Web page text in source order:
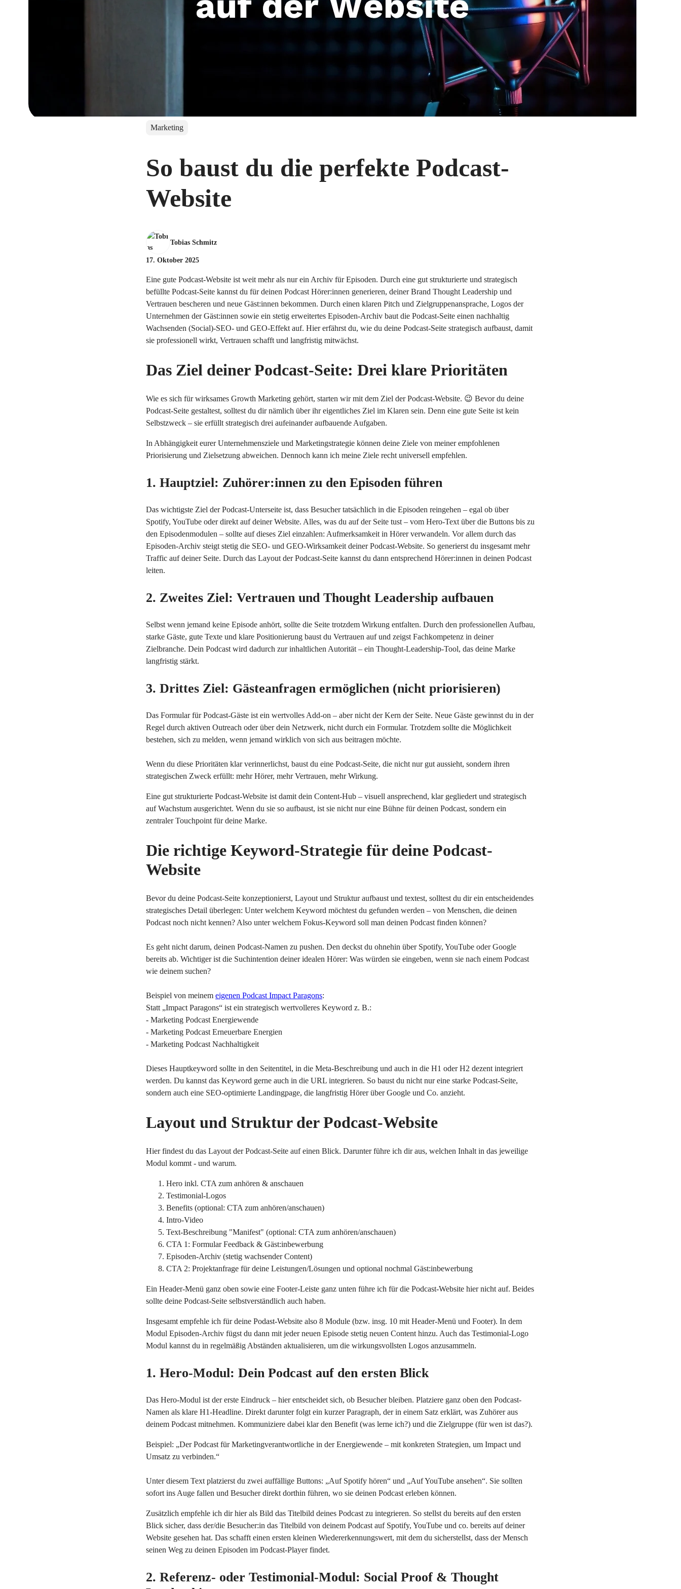
Marketing
So baust du die perfekte Podcast-
Website
Tobias Schmitz
17. Oktober 2025
Eine gute Podcast-Website ist weit mehr als nur ein Archiv für Episoden. Durch eine gut strukturierte und strategisch
befüllte Podcast-Seite kannst du für deinen Podcast Hörer:innen generieren, deiner Brand Thought Leadership und
Vertrauen bescheren und neue Gäst:innen bekommen. Durch einen klaren Pitch und Zielgruppenansprache, Logos der
Unternehmen der Gäst:innen sowie ein stetig erweitertes Episoden-Archiv baut die Podcast-Seite einen nachhaltig
Wachsenden (Social)-SEO- und GEO-Effekt auf. Hier erfährst du, wie du deine Podcast-Seite strategisch aufbaust, damit
sie professionell wirkt, Vertrauen schafft und langfristig mitwächst.
Das Ziel deiner Podcast-Seite: Drei klare Prioritäten
Wie es sich für wirksames Growth Marketing gehört, starten wir mit dem Ziel der Podcast-Website. 😉 Bevor du deine
Podcast-Seite gestaltest, solltest du dir nämlich über ihr eigentliches Ziel im Klaren sein. Denn eine gute Seite ist kein
Selbstzweck – sie erfüllt strategisch drei aufeinander aufbauende Aufgaben.
In Abhängigkeit eurer Unternehmensziele und Marketingstrategie können deine Ziele von meiner empfohlenen
Priorisierung und Zielsetzung abweichen. Dennoch kann ich meine Ziele recht universell empfehlen.
1. Hauptziel: Zuhörer:innen zu den Episoden führen
Das wichtigste Ziel der Podcast-Unterseite ist, dass Besucher tatsächlich in die Episoden reingehen – egal ob über
Spotify, YouTube oder direkt auf deiner Website. Alles, was du auf der Seite tust – vom Hero-Text über die Buttons bis zu
den Episodenmodulen – sollte auf dieses Ziel einzahlen: Aufmerksamkeit in Hörer verwandeln. Vor allem durch das
Episoden-Archiv steigt stetig die SEO- und GEO-Wirksamkeit deiner Podcast-Website. So generierst du insgesamt mehr
Traffic auf deiner Seite. Durch das Layout der Podcast-Seite kannst du dann entsprechend Hörer:innen in deinen Podcast
leiten.
2. Zweites Ziel: Vertrauen und Thought Leadership aufbauen
Selbst wenn jemand keine Episode anhört, sollte die Seite trotzdem Wirkung entfalten. Durch den professionellen Aufbau,
starke Gäste, gute Texte und klare Positionierung baust du Vertrauen auf und zeigst Fachkompetenz in deiner
Zielbranche. Dein Podcast wird dadurch zur inhaltlichen Autorität – ein Thought-Leadership-Tool, das deine Marke
langfristig stärkt.
3. Drittes Ziel: Gästeanfragen ermöglichen (nicht priorisieren)
Das Formular für Podcast-Gäste ist ein wertvolles Add-on – aber nicht der Kern der Seite. Neue Gäste gewinnst du in der
Regel durch aktiven Outreach oder über dein Netzwerk, nicht durch ein Formular. Trotzdem sollte die Möglichkeit
bestehen, sich zu melden, wenn jemand wirklich von sich aus beitragen möchte.
Wenn du diese Prioritäten klar verinnerlichst, baust du eine Podcast-Seite, die nicht nur gut aussieht, sondern ihren
strategischen Zweck erfüllt: mehr Hörer, mehr Vertrauen, mehr Wirkung.
Eine gut strukturierte Podcast-Website ist damit dein Content-Hub – visuell ansprechend, klar gegliedert und strategisch
auf Wachstum ausgerichtet. Wenn du sie so aufbaust, ist sie nicht nur eine Bühne für deinen Podcast, sondern ein
zentraler Touchpoint für deine Marke.
Die richtige Keyword-Strategie für deine Podcast-
Website
Bevor du deine Podcast-Seite konzeptionierst, Layout und Struktur aufbaust und textest, solltest du dir ein entscheidendes
strategisches Detail überlegen: Unter welchem Keyword möchtest du gefunden werden – von Menschen, die deinen
Podcast noch nicht kennen? Also unter welchem Fokus-Keyword soll man deinen Podcast finden können?
Es geht nicht darum, deinen Podcast-Namen zu pushen. Den deckst du ohnehin über Spotify, YouTube oder Google
bereits ab. Wichtiger ist die Suchintention deiner idealen Hörer: Was würden sie eingeben, wenn sie nach einem Podcast
wie deinem suchen?
Beispiel von meinem eigenen Podcast Impact Paragons:
Statt „Impact Paragons“ ist ein strategisch wertvolleres Keyword z. B.:
- Marketing Podcast Energiewende
- Marketing Podcast Erneuerbare Energien
- Marketing Podcast Nachhaltigkeit
Dieses Hauptkeyword sollte in den Seitentitel, in die Meta-Beschreibung und auch in die H1 oder H2 dezent integriert
werden. Du kannst das Keyword gerne auch in die URL integrieren. So baust du nicht nur eine starke Podcast-Seite,
sondern auch eine SEO-optimierte Landingpage, die langfristig Hörer über Google und Co. anzieht.
Layout und Struktur der Podcast-Website
Hier findest du das Layout der Podcast-Seite auf einen Blick. Darunter führe ich dir aus, welchen Inhalt in das jeweilige
Modul kommt - und warum.
Hero inkl. CTA zum anhören & anschauen
Testimonial-Logos
Benefits (optional: CTA zum anhören/anschauen)
Intro-Video
Text-Beschreibung "Manifest" (optional: CTA zum anhören/anschauen)
CTA 1: Formular Feedback & Gäst:inbewerbung
Episoden-Archiv (stetig wachsender Content)
CTA 2: Projektanfrage für deine Leistungen/Lösungen und optional nochmal Gäst:inbewerbung
Ein Header-Menü ganz oben sowie eine Footer-Leiste ganz unten führe ich für die Podcast-Website hier nicht auf. Beides
sollte deine Podcast-Seite selbstverständlich auch haben.
Insgesamt empfehle ich für deine Podast-Website also 8 Module (bzw. insg. 10 mit Header-Menü und Footer). In dem
Modul Episoden-Archiv fügst du dann mit jeder neuen Episode stetig neuen Content hinzu. Auch das Testimonial-Logo
Modul kannst du in regelmäßig Abständen aktualisieren, um die wirkungsvollsten Logos anzusammeln.
1. Hero-Modul: Dein Podcast auf den ersten Blick
Das Hero-Modul ist der erste Eindruck – hier entscheidet sich, ob Besucher bleiben. Platziere ganz oben den Podcast-
Namen als klare H1-Headline. Direkt darunter folgt ein kurzer Paragraph, der in einem Satz erklärt, was Zuhörer aus
deinem Podcast mitnehmen. Kommuniziere dabei klar den Benefit (was lerne ich?) und die Zielgruppe (für wen ist das?).
Beispiel: „Der Podcast für Marketingverantwortliche in der Energiewende – mit konkreten Strategien, um Impact und
Umsatz zu verbinden.“
Unter diesem Text platzierst du zwei auffällige Buttons: „Auf Spotify hören“ und „Auf YouTube ansehen“. Sie sollten
sofort ins Auge fallen und Besucher direkt dorthin führen, wo sie deinen Podcast erleben können.
Zusätzlich empfehle ich dir hier als Bild das Titelbild deines Podcast zu integrieren. So stellst du bereits auf den ersten
Blick sicher, dass der/die Besucher:in das Titelbild von deinem Podcast auf Spotify, YouTube und co. bereits auf deiner
Website gesehen hat. Das schafft einen ersten kleinen Wiedererkennungswert, mit dem du sicherstellst, dass der Mensch
seinen Weg zu deinen Episoden im Podcast-Player findet.
2. Referenz- oder Testimonial-Modul: Social Proof & Thought